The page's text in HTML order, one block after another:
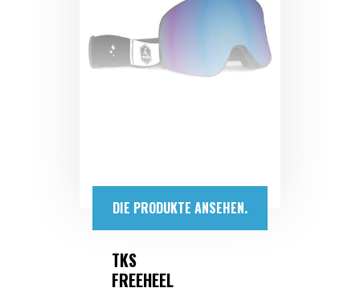
DIE PRODUKTE ANSEHEN.
TKS
FREEHEEL